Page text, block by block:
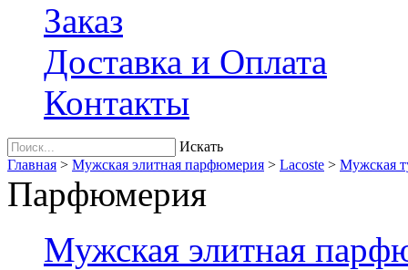
Заказ
Доставка и Оплата
Контакты
Искать
Главная > Мужская элитная парфюмерия > Lacoste > Мужская
Парфюмерия
Мужская элитная